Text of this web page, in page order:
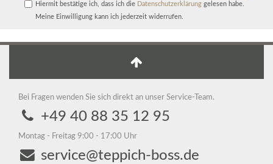
Hiermit bestätige ich, dass ich die Daten­schutz­erklärunggelesen habe.
Meine Einwilligung kann ich jederzeit widerrufen.
Bei Fragen wenden Sie sich direkt an unser Service-Team.
+49 40 88 35 12 95
Montag - Freitag 9:00 - 17:00 Uhr
service@teppich-boss.de